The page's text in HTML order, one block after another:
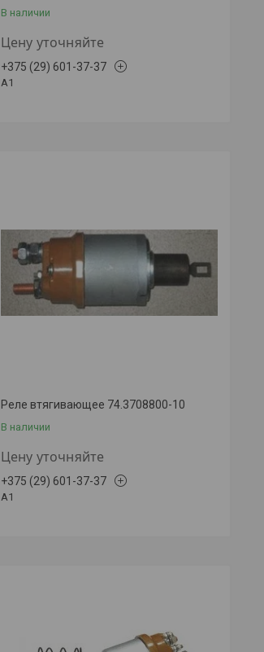
В наличии
Цену уточняйте
+375 (29) 601-37-37
A1
Реле втягивающее 74.3708800-10
В наличии
Цену уточняйте
+375 (29) 601-37-37
A1